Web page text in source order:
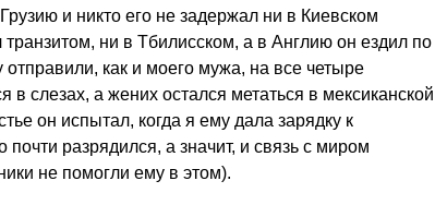
и никто его не задержал ни в Киевском
транзитом, ни в Тбилисском, а в Англию он ездил по
как и моего мужа, на все четыре
в слезах, а жених остался метаться в мексиканской
он испытал, когда я ему дала зарядку к
почти разрядился, а значит, и связь с миром
не помогли ему в этом).